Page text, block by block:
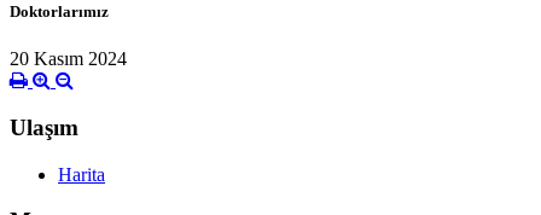
Doktorlarımız
20 Kasım 2024
Ulaşım
Harita